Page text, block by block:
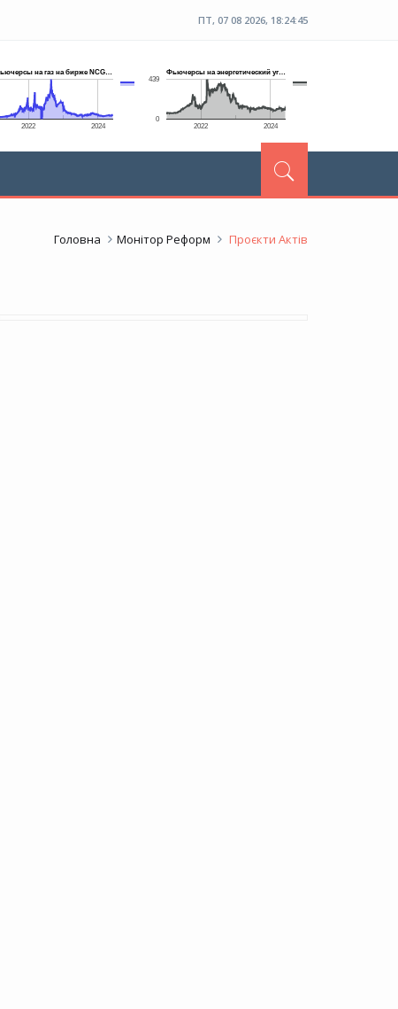
ПТ, 07 08 2026, 18:24:46
Головна Монітор Реформ Проєкти Актів